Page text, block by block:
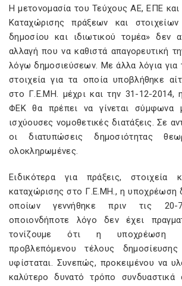
Η μετονομασία του Τεύχους ΑΕ, ΕΠΕ
Καταχώρισης πράξεων και
δημοσίου και ιδιωτικού τομέα» δεν
αλλαγή που να καθιστά απαγορευτική
λόγω δημοσιεύσεων. Με άλλα λόγια για
στοιχεία για τα οποία υποβλήθηκε
στο Γ.Ε.ΜΗ. μέχρι και την 31-12-2014,
ΦΕΚ θα πρέπει να γίνεται σύμφωνα
ισχύουσες νομοθετικές διατάξεις. Σε
οι διατυπώσεις δημοσιότητας
ολοκληρωμένες.
Ειδικότερα για πράξεις, στοιχεία
καταχώρισης στο Γ.Ε.ΜΗ., η υποχρέωση
οποίων γεννήθηκε πριν τις 20-
οποιονδήποτε λόγο δεν έχει
τονίζουμε ότι η υποχρέωση
προβλεπόμενου τέλους
υφίσταται. Συνεπώς, προκειμένου να
καλύτερο δυνατό τρόπο